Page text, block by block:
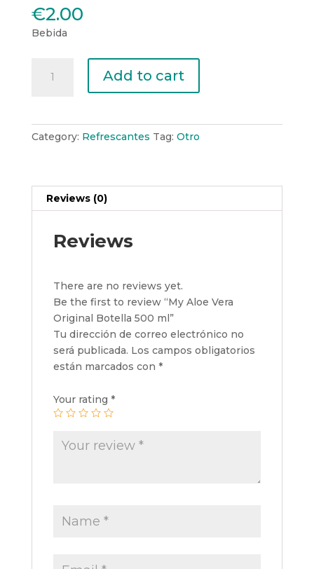
€2.00
Bebida
Aloe
Add to cart
Category: Refrescantes Tag: Otro
Reviews (0)
Reviews
There are no reviews yet.
Be the first to review “My Aloe Vera
Original Botella 500 ml”
Tu dirección de correo electrónico no
será publicada. Los campos obligatorios
están marcados con *
Your rating *